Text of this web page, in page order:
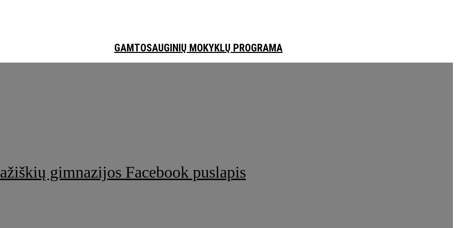
GAMTOSAUGINIŲ MOKYKLŲ PROGRAMA
gimnazijos Facebook puslapis